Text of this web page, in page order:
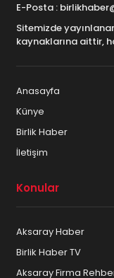
E-Posta :
Sitemizde
kaynaklarına aittir,
Anasayfa
Künye
Birlik Haber
İletişim
Konular
Aksaray Haber
Birlik Haber TV
Aksaray Firma